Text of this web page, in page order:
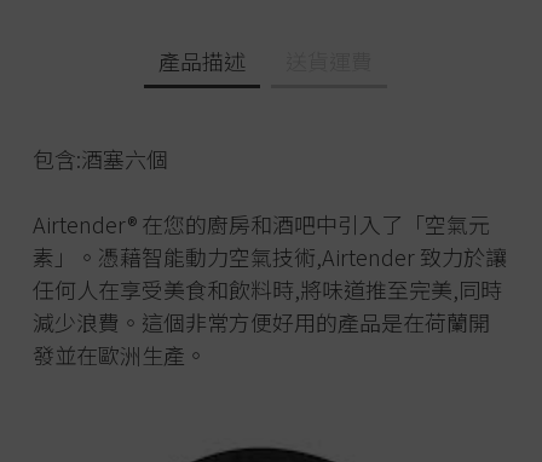
產品描述
包含:酒塞六個
Airtender® 在您的廚房和酒吧中引入了「空氣元
素」。憑藉智能動力空氣技術,Airtender 致力於讓
任何人在享受美食和飲料時,將味道推至完美,同時
減少浪費。這個非常方便好用的產品是在荷蘭開
發並在歐洲生產。